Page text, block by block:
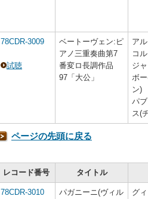
78CDR-3009
試聴
ベートーヴェン:ピ
アノ三重奏曲第7
番変ロ長調作品
97「大公」
ア
コ
ジ
ボ
ン)
パ
ス(
ページの先頭に戻る
レコード番号 タイトル
78CDR-3010
パガニーニ(ヴィル
グ